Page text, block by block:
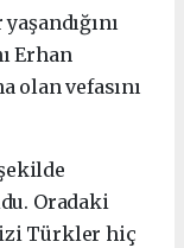
Erhan
olan vefasını
Oradaki
Türkler hiç